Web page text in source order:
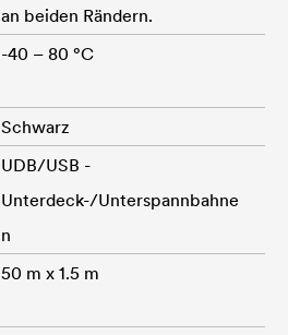
an beiden Rändern.
-40 – 80 °C
Schwarz
UDB/USB -
Unterdeck-/Unterspannbahne
n
50 m x 1.5 m